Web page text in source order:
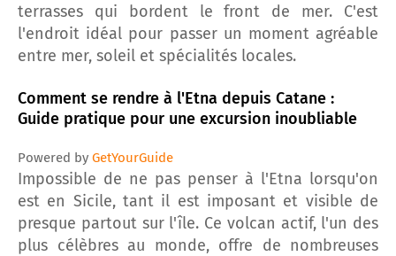
terrasses qui bordent le front de mer. C'est
l'endroit idéal pour passer un moment agréable
entre mer, soleil et spécialités locales.
Comment se rendre à l'Etna depuis Catane :
Guide pratique pour une excursion inoubliable
Powered by GetYourGuide
Impossible de ne pas penser à l'Etna lorsqu'on
est en Sicile, tant il est imposant et visible de
presque partout sur l'île. Ce volcan actif, l'un des
plus célèbres au monde, offre de nombreuses